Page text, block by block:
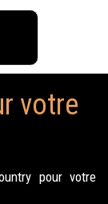
votre
pour votre